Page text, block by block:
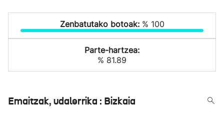
Zenbatutako botoak: % 100
Parte-hartzea:
% 81.89
Emaitzak, udalerrika : Bizkaia